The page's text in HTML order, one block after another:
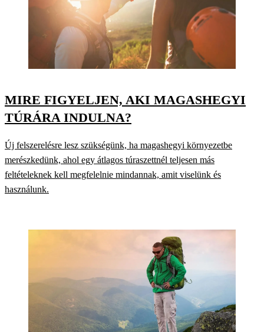
MIRE FIGYELJEN, AKI MAGASHEGYI
TÚRÁRA INDULNA?
Új felszerelésre lesz szükségünk, ha magashegyi környezetbe
merészkedünk, ahol egy átlagos túraszettnél teljesen más
feltételeknek kell megfelelnie mindannak, amit viselünk és
használunk.